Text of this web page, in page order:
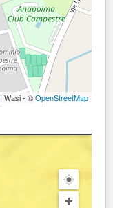
| Wasi - ©OpenStreetMap